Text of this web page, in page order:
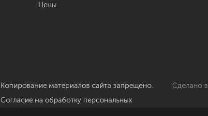
Цены
Копирование материалов сайта запрещено.
Согласие на обработку персональных
Сделано в